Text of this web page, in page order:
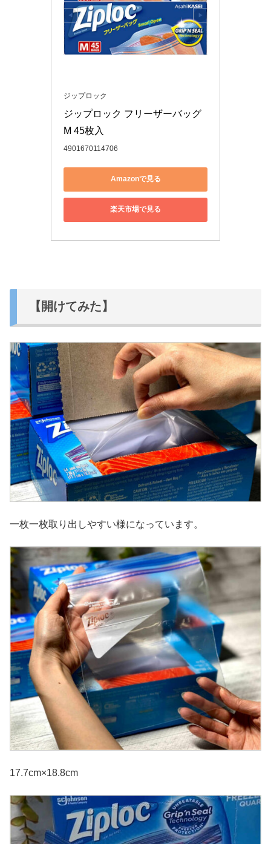
ジップロック
ジップロック フリーザーバッグ
M 45枚入
4901670114706
Amazonで見る
楽天市場で見る
【開けてみた】
一枚一枚取り出しやすい様になっています。
17.7cm×18.8cm